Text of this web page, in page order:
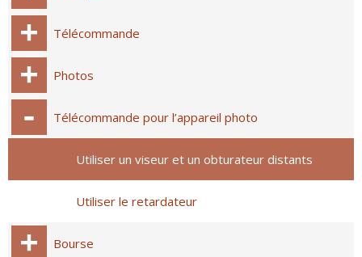
Télécommande
Photos
Télécommande pour l’appareil photo
Utiliser un viseur et un obturateur distants
Utiliser le retardateur
Bourse